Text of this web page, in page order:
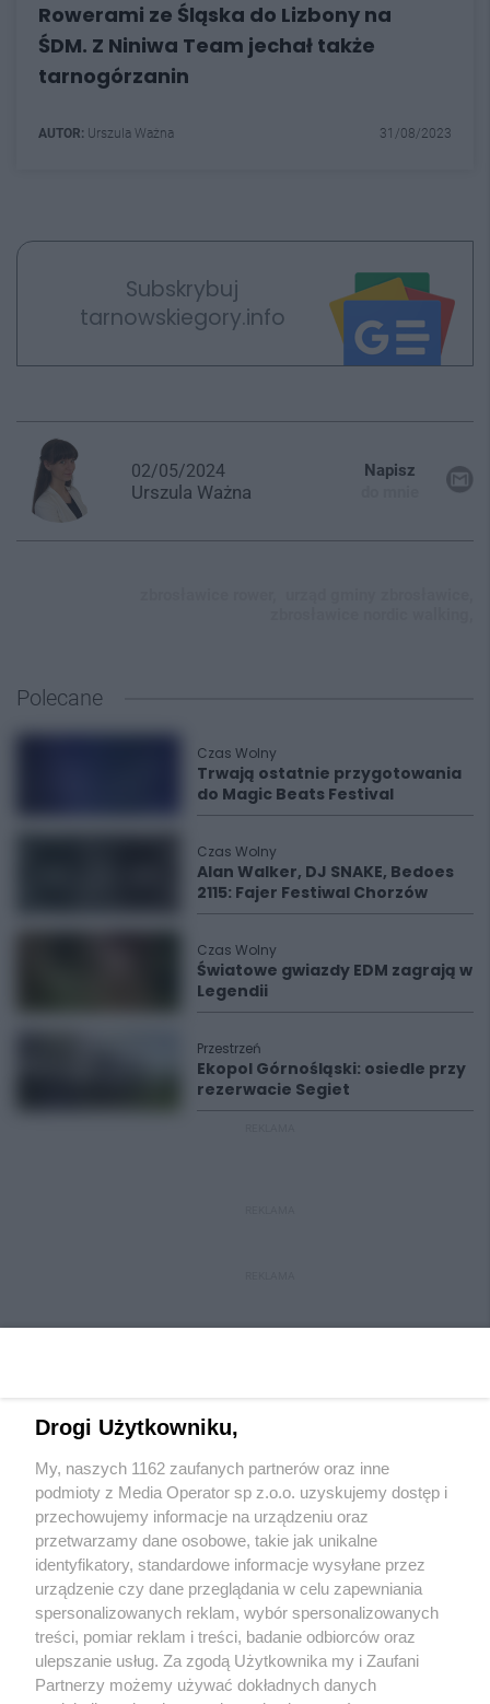
Rowerami ze Śląska do Lizbony na
ŚDM. Z Niniwa Team jechał także
tarnogórzanin
AUTOR: Urszula Ważna 31/08/2023
Subskrybuj
tarnowskiegory.info
02/05/2024
Urszula Ważna
Napisz
Polecane
Czas Wolny
Trwają ostatnie przygotowania
do Magic Beats Festival
Czas Wolny
Alan Walker, DJ SNAKE, Bedoes
2115: Fajer Festiwal Chorzów
Czas Wolny
Światowe gwiazdy EDM zagrają w
Legendii
Przestrzeń
Ekopol Górnośląski: osiedle przy
rezerwacie Segiet
Wydawca mediówlokalnych
Nie zapomnij
zapoznać się z:
polityką prywatności regulamin korzystania z portali
Twojemiasto Skontakuj sięz nami
Drogi Użytkowniku,
My, naszych 1162 zaufanych partnerów oraz inne
podmioty z Media Operator sp z.o.o. uzyskujemy dostęp i
przechowujemy informacje na urządzeniu oraz
przetwarzamy dane osobowe, takie jak unikalne
identyfikatory, standardowe informacje wysyłane przez
urządzenie czy dane przeglądania w celu zapewniania
spersonalizowanych reklam, wybór spersonalizowanych
treści, pomiar reklam i treści, badanie odbiorców oraz
ulepszanie usług. Za zgodą Użytkownika my i Zaufani
Partnerzy możemy używać dokładnych danych